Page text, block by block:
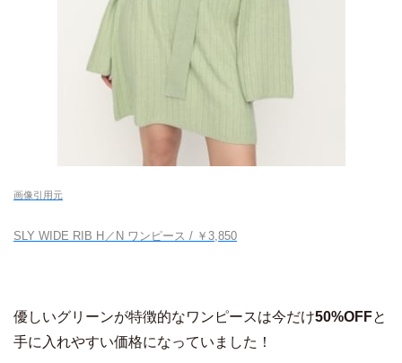
画像引用元
SLY WIDE RIB H／N ワンピース / ￥3,850
優しいグリーンが特徴的なワンピースは今だけ50%OFFと
手に入れやすい価格になっていました！